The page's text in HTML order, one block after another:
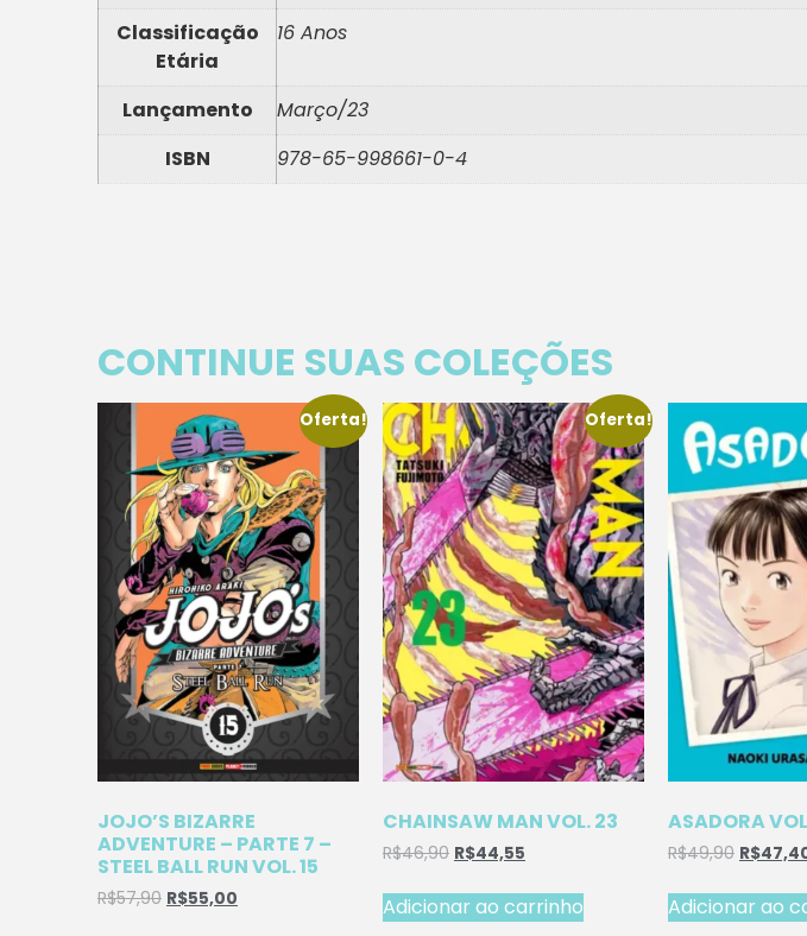
Classificação
Etária
16 Anos
Lançamento
Março/23
ISBN
978-65-998661-0-4
CONTINUE SUAS COLEÇÕES
Oferta!
JOJO’S BIZARRE
ADVENTURE – PARTE 7 –
STEEL BALL RUN VOL. 15
R$57,90 R$55,00
Oferta!
CHAINSAW MAN VOL. 23
R$46,90 R$44,55
Adicionar ao carrinho
ASADORA
R$49,90 R$
Adicionar ao